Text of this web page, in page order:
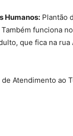
Humanos: Plantão
funciona
que fica na
Atendimento ao